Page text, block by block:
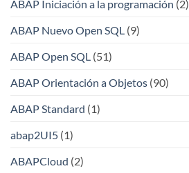
ABAP Iniciación a la programación (2)
ABAP Nuevo Open SQL (9)
ABAP Open SQL (51)
ABAP Orientación a Objetos (90)
ABAP Standard (1)
abap2UI5 (1)
ABAPCloud (2)